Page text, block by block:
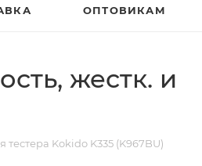
ОПТОВИКАМ
жестк. и
тестера Kokido K335 (K967BU)